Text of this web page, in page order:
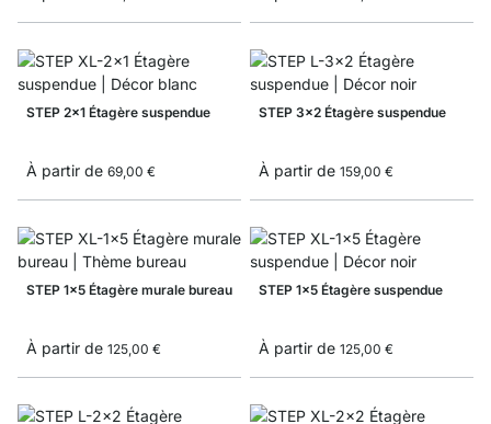
STEP 2x1 Étagère suspendue
À partir de 69,00 €
STEP 3x2 Étagère suspendue
À partir de 159,00 €
STEP 1x5 Étagère murale bureau
À partir de 125,00 €
STEP 1x5 Étagère suspendue
À partir de 125,00 €